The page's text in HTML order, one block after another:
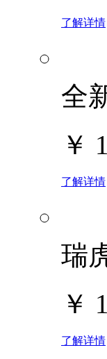
了解详情
全
￥
了解详情
瑞
￥
了解详情